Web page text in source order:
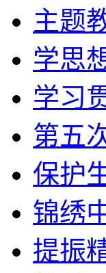
主题
学思
学习
第五
保护
锦绣
提振